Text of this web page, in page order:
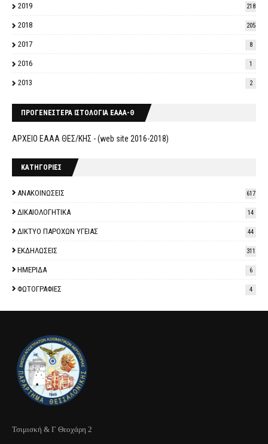
2019 218
2018 205
2017 8
2016 1
2013 2
ΠΡΟΓΕΝΕΣΤΕΡΑ ΙΣΤΟΛΟΓΙΑ ΕΑΑΑ-Θ
ΑΡΧΕΙΟ ΕΑΑΑ ΘΕΣ/ΚΗΣ - (web site 2016-2018)
ΚΑΤΗΓΟΡΙΕΣ
ΑΝΑΚΟΙΝΩΣΕΙΣ 617
ΔΙΚΑΙΟΛΟΓΗΤΙΚΑ 14
ΔΙΚΤΥΟ ΠΑΡΟΧΩΝ ΥΓΕΙΑΣ 44
ΕΚΔΗΛΩΣΕΙΣ 311
ΗΜΕΡΙΔΑ 6
ΦΩΤΟΓΡΑΦΙΕΣ 4
Τσιμισκή & Γ Θεοχάρη 2